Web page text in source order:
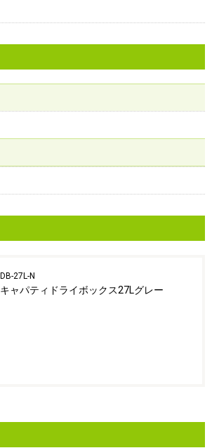
DB-27L-N
キャパティドライボックス27Lグレー